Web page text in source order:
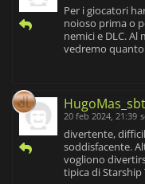
Per i giocatori
noioso prima o
nemici e DLC.
vedremo
HugoMas_sbt
20 feb 2024, 21:39
divertente,
soddisfacente.
vogliono
tipica di Starship